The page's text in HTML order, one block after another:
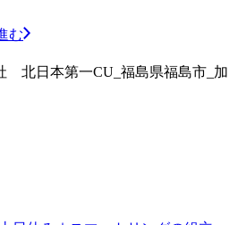
む
北日本第一CU_福島県福島市_加